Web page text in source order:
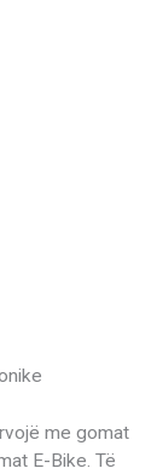
me gomat
E-Bike. Të